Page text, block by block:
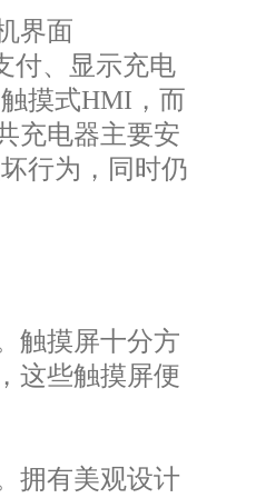
界面
付、显示充电
摸式HMI，而
充电器主要安
行为，同时仍
触摸屏十分方
这些触摸屏便
拥有美观设计